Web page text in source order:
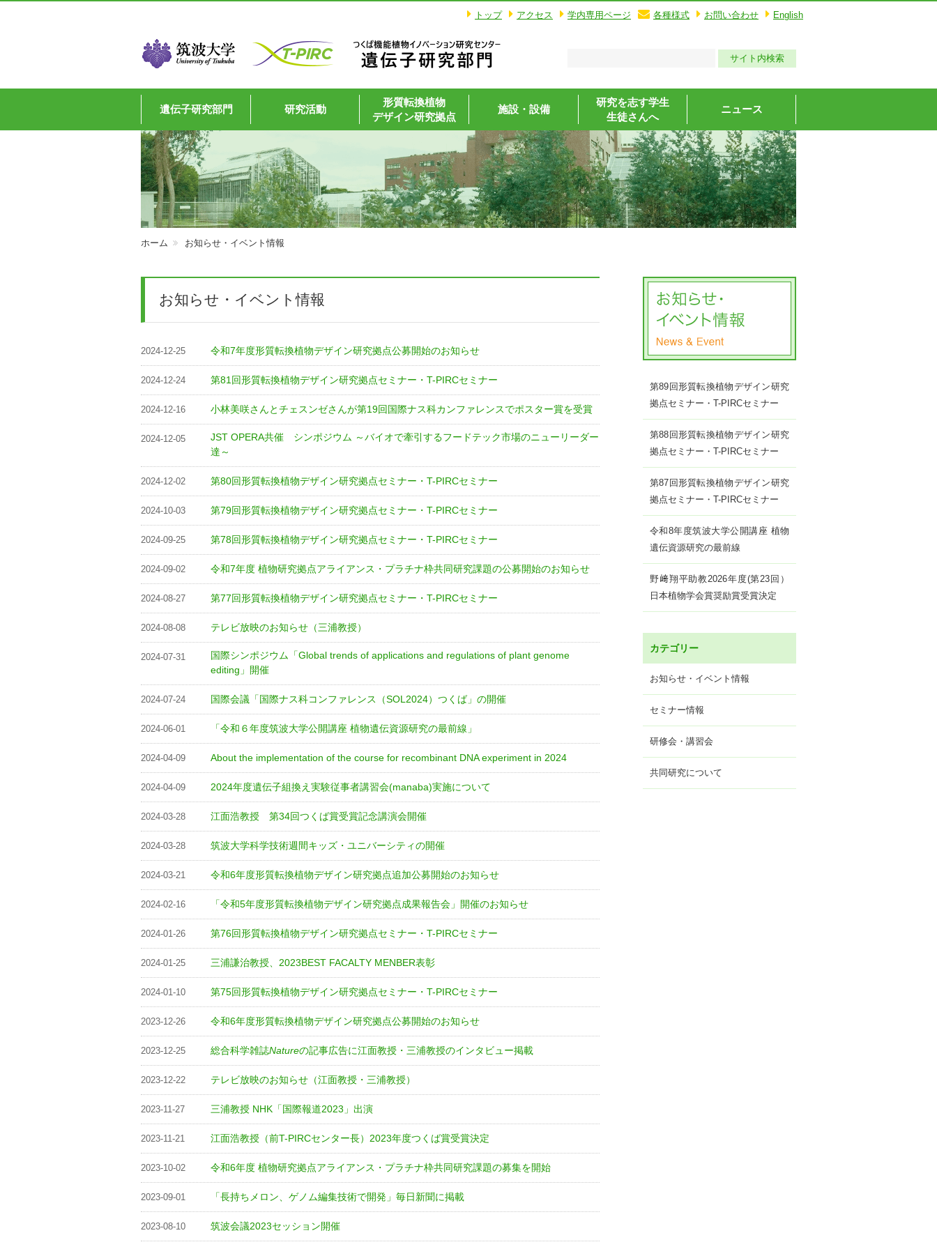
トップ アクセス 学内専用ページ 各種様式 お問い合わせ English
遺伝子研究部門 研究活動
形質転換植物
デザイン研究拠点
施設・設備
研究を志す学生
生徒さんへ
ニュース
ホーム お知らせ・イベント情報
お知らせ・イベント情報
2024-12-25 令和7年度形質転換植物デザイン研究拠点公募開始のお知らせ
2024-12-24 第81回形質転換植物デザイン研究拠点セミナー・T-PIRCセミナー
2024-12-16 小林美咲さんとチェスンゼさんが第19回国際ナス科カンファレンスでポスター賞を受賞
2024-12-05
JST OPERA共催 シンポジウム ～バイオで牽引するフードテック市場のニューリーダー
達～
2024-12-02 第80回形質転換植物デザイン研究拠点セミナー・T-PIRCセミナー
2024-10-03 第79回形質転換植物デザイン研究拠点セミナー・T-PIRCセミナー
2024-09-25 第78回形質転換植物デザイン研究拠点セミナー・T-PIRCセミナー
2024-09-02 令和7年度 植物研究拠点アライアンス・プラチナ枠共同研究課題の公募開始のお知らせ
2024-08-27 第77回形質転換植物デザイン研究拠点セミナー・T-PIRCセミナー
2024-08-08 テレビ放映のお知らせ（三浦教授）
2024-07-31
国際シンポジウム「Global trends of applications and regulations of plant genome
editing」開催
2024-07-24 国際会議「国際ナス科コンファレンス（SOL2024）つくば」の開催
2024-06-01 「令和６年度筑波大学公開講座 植物遺伝資源研究の最前線」
2024-04-09 About the implementation of the course for recombinant DNA experiment in 2024
2024-04-09 2024年度遺伝子組換え実験従事者講習会(manaba)実施について
2024-03-28 江面浩教授 第34回つくば賞受賞記念講演会開催
2024-03-28 筑波大学科学技術週間キッズ・ユニバーシティの開催
2024-03-21 令和6年度形質転換植物デザイン研究拠点追加公募開始のお知らせ
2024-02-16 「令和5年度形質転換植物デザイン研究拠点成果報告会」開催のお知らせ
2024-01-26 第76回形質転換植物デザイン研究拠点セミナー・T-PIRCセミナー
2024-01-25 三浦謙治教授、2023BEST FACALTY MENBER表彰
2024-01-10 第75回形質転換植物デザイン研究拠点セミナー・T-PIRCセミナー
2023-12-26 令和6年度形質転換植物デザイン研究拠点公募開始のお知らせ
2023-12-25 総合科学雑誌Natureの記事広告に江面教授・三浦教授のインタビュー掲載
2023-12-22 テレビ放映のお知らせ（江面教授・三浦教授）
2023-11-27 三浦教授 NHK「国際報道2023」出演
2023-11-21 江面浩教授（前T-PIRCセンター長）2023年度つくば賞受賞決定
2023-10-02 令和6年度 植物研究拠点アライアンス・プラチナ枠共同研究課題の募集を開始
2023-09-01 「長持ちメロン、ゲノム編集技術で開発」毎日新聞に掲載
2023-08-10 筑波会議2023セッション開催
第89回形質転換植物デザイン研究
拠点セミナー・T-PIRCセミナー
第88回形質転換植物デザイン研究
拠点セミナー・T-PIRCセミナー
第87回形質転換植物デザイン研究
拠点セミナー・T-PIRCセミナー
令和8年度筑波大学公開講座 植物
遺伝資源研究の最前線
野﨑翔平助教2026年度(第23回）
日本植物学会賞奨励賞受賞決定
カテゴリー
お知らせ・イベント情報
セミナー情報
研修会・講習会
共同研究について